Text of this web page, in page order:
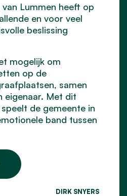
Lummen heeft op
en voor veel
beslissing
mogelijk om
op de
samen
eigenaar. Met dit
de gemeente in
band tussen
DIRK SNYERS